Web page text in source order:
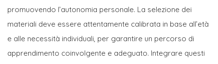
promuovendo l’autonomia personale. La selezione dei
materiali deve essere attentamente calibrata in base all’età
e alle necessità individuali, per garantire un percorso di
apprendimento coinvolgente e adeguato. Integrare questi